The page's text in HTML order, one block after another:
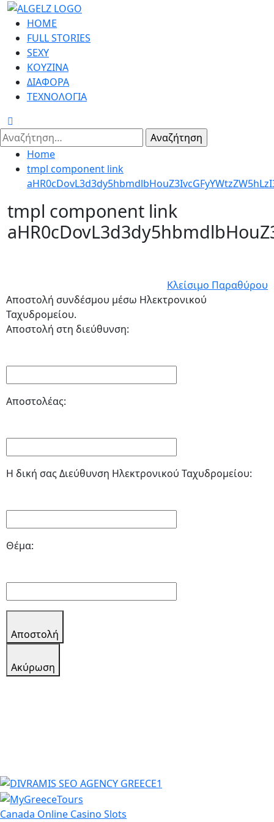
Skip
content
Primary
Menu
HOME
FULL STORIES
SEXY
ΚΟΥΖΙΝΑ
ΔΙΑΦΟΡΑ
ΤΕΧΝΟΛΟΓΙΑ
Αναζήτηση
για:
Home
tmpl component link
tmpl component link
Κλείσιμο Παραθύρου
Αποστολή συνδέσμου μέσω Ηλεκτρονικού
Ταχυδρομείου.
Αποστολή στη διεύθυνση:
Αποστολέας:
Η δική σας Διεύθυνση Ηλεκτρονικού Ταχυδρομείου:
Θέμα:
Αποστολή
Aκύρωση
Canada Online Casino Slots